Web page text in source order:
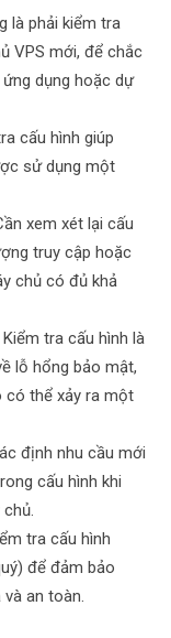
là phải kiểm tra
VPS mới, để chắc
dụng hoặc dự
cấu hình giúp
sử dụng một
xem xét lại cấu
truy cập hoặc
chủ có đủ khả
tra cấu hình là
lỗ hổng bảo mật,
có thể xảy ra một
định nhu cầu mới
cấu hình khi
tra cấu hình
để đảm bảo
an toàn.